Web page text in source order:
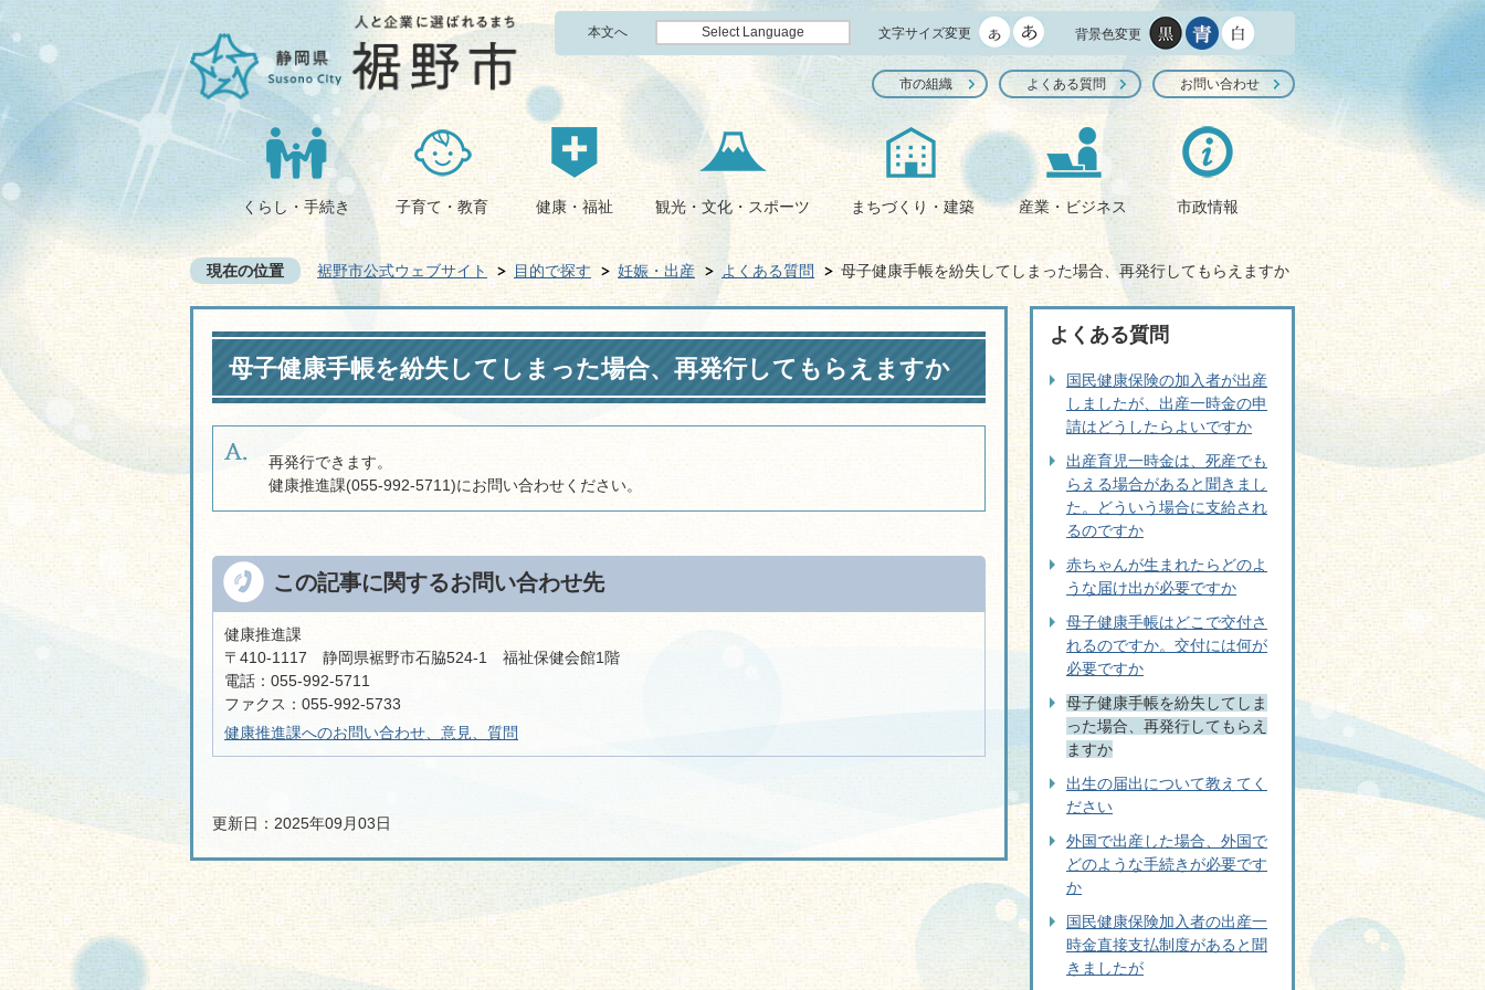
本文へ Select Language 文字サイズ変更 背景色変更
市の組織 よくある質問 お問い合わせ
くらし・手続き 子育て・教育 健康・福祉 観光・文化・スポーツ まちづくり・建築 産業・ビジネス 市政情報
現在の位置 裾野市公式ウェブサイト 目的で探す 妊娠・出産 よくある質問 母子健康手帳を紛失してしまった場合、再発行してもらえますか
母子健康手帳を紛失してしまった場合、再発行してもらえますか
再発行できます。
健康推進課(055-992-5711)にお問い合わせください。
この記事に関するお問い合わせ先
健康推進課
〒410-1117 静岡県裾野市石脇524-1 福祉保健会館1階
電話：055-992-5711
ファクス：055-992-5733
健康推進課へのお問い合わせ、意見、質問
更新日：2025年09月03日
よくある質問
国民健康保険の加入者が出産
しましたが、出産一時金の申
請はどうしたらよいですか
出産育児一時金は、死産でも
らえる場合があると聞きまし
た。どういう場合に支給され
るのですか
赤ちゃんが生まれたらどのよ
うな届け出が必要ですか
母子健康手帳はどこで交付さ
れるのですか。交付には何が
必要ですか
母子健康手帳を紛失してしま
った場合、再発行してもらえ
ますか
出生の届出について教えてく
ださい
外国で出産した場合、外国で
どのような手続きが必要です
か
国民健康保険加入者の出産一
時金直接支払制度があると聞
きましたが